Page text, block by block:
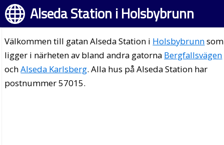
Alseda Station i Holsbybrunn
Välkommen till gatan Alseda Station i Holsbybrunnsom
ligger i närheten av bland andra gatorna Bergfallsvägen
ochAlseda Karlsberg. Alla hus på Alseda Station har
postnummer 57015.